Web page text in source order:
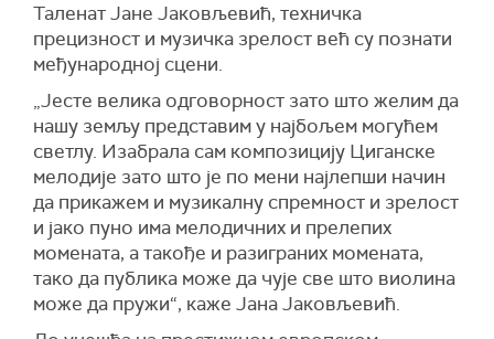
Таленат Јане Јаковљевић, техничка
прецизност и музичка зрелост већ су познати
међународној сцени.
„Јесте велика одговорност зато што желим да
нашу земљу представим у најбољем могућем
светлу. Изабрала сам композицију Циганске
мелодије зато што је по мени најлепши начин
да прикажем и музикалну спремност и зрелост
и јако пуно има мелодичних и прелепих
момената, а такође и разиграних момената,
тако да публика може да чује све што виолина
може да пружи“, каже Јана Јаковљевић.